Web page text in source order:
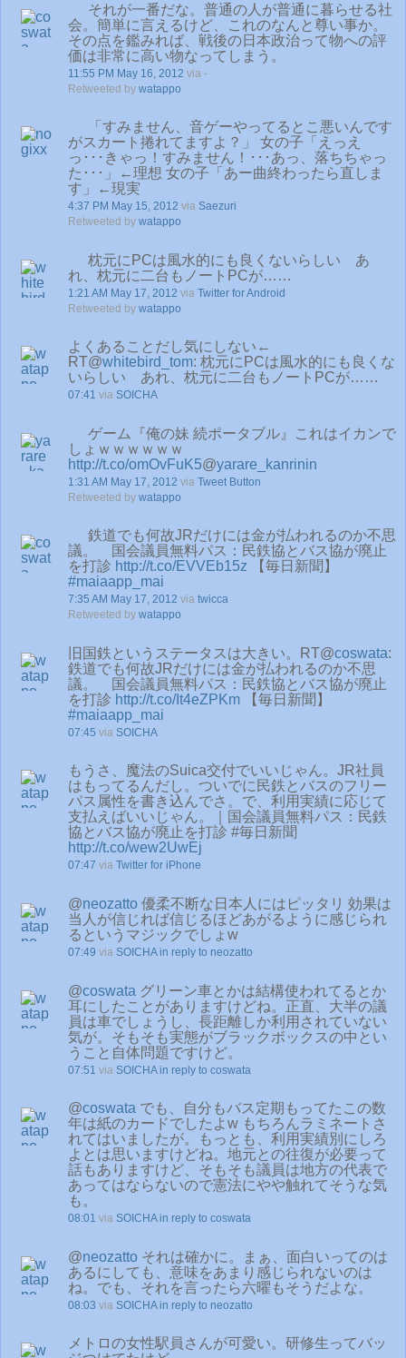
それが一番だな。普通の人が普通に暮らせる社
会。簡単に言えるけど、これのなんと尊い事か。
その点を鑑みれば、戦後の日本政治って物への評
価は非常に高い物なってしまう。
11:55 PM May 16, 2012 via -
Retweeted by watappo
「すみません、音ゲーやってるとこ悪いんです
がスカート捲れてますよ？」 女の子「えっえ
っ･･･きゃっ！すみません！･･･あっ、落ちちゃっ
た･･･」←理想 女の子「あー曲終わったら直しま
す」←現実
4:37 PM May 15, 2012 via Saezuri
Retweeted by watappo
枕元にPCは風水的にも良くないらしい あ
れ、枕元に二台もノートPCが……
1:21 AM May 17, 2012 via Twitter for Android
Retweeted by watappo
よくあることだし気にしない←
RT@whitebird_tom: 枕元にPCは風水的にも良くな
いらしい あれ、枕元に二台もノートPCが……
07:41 via SOICHA
ゲーム『俺の妹 続ポータブル』これはイカンで
しょｗｗｗｗｗｗ
http://t.co/omOvFuK5@yarare_kanrinin
1:31 AM May 17, 2012 via Tweet Button
Retweeted by watappo
鉄道でも何故JRだけには金が払われるのか不思
議。 国会議員無料パス：民鉄協とバス協が廃止
を打診 http://t.co/EVVEb15z 【毎日新聞】
#maiaapp_mai
7:35 AM May 17, 2012 via twicca
Retweeted by watappo
旧国鉄というステータスは大きい。RT@coswata:
鉄道でも何故JRだけには金が払われるのか不思
議。 国会議員無料パス：民鉄協とバス協が廃止
を打診 http://t.co/It4eZPKm 【毎日新聞】
#maiaapp_mai
07:45 via SOICHA
もうさ、魔法のSuica交付でいいじゃん。JR社員
はもってるんだし。ついでに民鉄とバスのフリー
パス属性を書き込んでさ。で、利用実績に応じて
支払えばいいじゃん。｜国会議員無料パス：民鉄
協とバス協が廃止を打診 #毎日新聞
http://t.co/wew2UwEj
07:47 via Twitter for iPhone
@neozatto 優柔不断な日本人にはピッタリ 効果は
当人が信じれば信じるほどあがるように感じられ
るというマジックでしょw
07:49 via SOICHA in reply to neozatto
@coswata グリーン車とかは結構使われてるとか
耳にしたことがありますけどね。正直、大半の議
員は車でしょうし、長距離しか利用されていない
気が。そもそも実態がブラックボックスの中とい
うこと自体問題ですけど。
07:51 via SOICHA in reply to coswata
@coswata でも、自分もバス定期もってたこの数
年は紙のカードでしたよw もちろんラミネートさ
れてはいましたが。もっとも、利用実績別にしろ
よとは思いますけどね。地元との往復が必要って
話もありますけど、そもそも議員は地方の代表で
あってはならないので憲法にやや触れてそうな気
も。
08:01 via SOICHA in reply to coswata
@neozatto それは確かに。まぁ、面白いってのは
あるにしても、意味をあまり感じられないのは
ね。でも、それを言ったら六曜もそうだよな。
08:03 via SOICHA in reply to neozatto
メトロの女性駅員さんが可愛い。研修生ってバッ